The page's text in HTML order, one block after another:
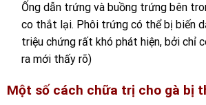
Ống dẫn trứng và buồng trứng bên
co thắt lại. Phôi trứng có thể bị biến
triệu chứng rất khó phát hiện, bởi chỉ
ra mới thấy rõ)
Một số cách chữa trị cho gà bị